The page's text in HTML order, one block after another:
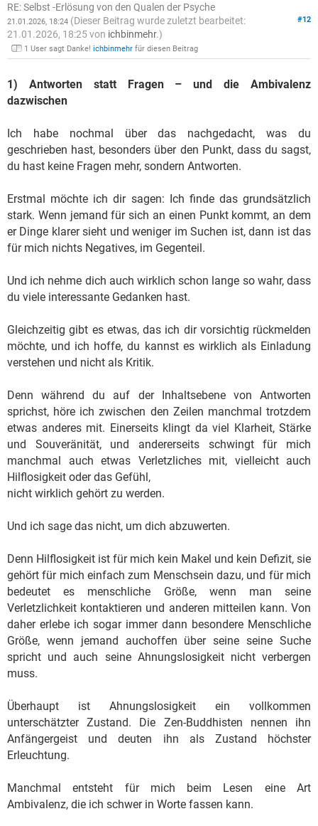
RE: Selbst -Erlösung von den Qualen der Psyche
#12
21.01.2026, 18:24 (Dieser Beitrag wurde zuletzt bearbeitet:
21.01.2026, 18:25 von ichbinmehr.)
1 User sagt Danke! ichbinmehr für diesen Beitrag
1) Antworten statt Fragen – und die Ambivalenz
dazwischen
Ich habe nochmal über das nachgedacht, was du
geschrieben hast, besonders über den Punkt, dass du sagst,
du hast keine Fragen mehr, sondern Antworten.
Erstmal möchte ich dir sagen: Ich finde das grundsätzlich
stark. Wenn jemand für sich an einen Punkt kommt, an dem
er Dinge klarer sieht und weniger im Suchen ist, dann ist das
für mich nichts Negatives, im Gegenteil.
Und ich nehme dich auch wirklich schon lange so wahr, dass
du viele interessante Gedanken hast.
Gleichzeitig gibt es etwas, das ich dir vorsichtig rückmelden
möchte, und ich hoffe, du kannst es wirklich als Einladung
verstehen und nicht als Kritik.
Denn während du auf der Inhaltsebene von Antworten
sprichst, höre ich zwischen den Zeilen manchmal trotzdem
etwas anderes mit. Einerseits klingt da viel Klarheit, Stärke
und Souveränität, und andererseits schwingt für mich
manchmal auch etwas Verletzliches mit, vielleicht auch
Hilflosigkeit oder das Gefühl,
nicht wirklich gehört zu werden.
Und ich sage das nicht, um dich abzuwerten.
Denn Hilflosigkeit ist für mich kein Makel und kein Defizit, sie
gehört für mich einfach zum Menschsein dazu, und für mich
bedeutet es menschliche Größe, wenn man seine
Verletzlichkeit kontaktieren und anderen mitteilen kann. Von
daher erlebe ich sogar immer dann besondere Menschliche
Größe, wenn jemand auchoffen über seine seine Suche
spricht und auch seine Ahnungslosigkeit nicht verbergen
muss.
Überhaupt ist Ahnungslosigkeit ein vollkommen
unterschätzter Zustand. Die Zen-Buddhisten nennen ihn
Anfängergeist und deuten ihn als Zustand höchster
Erleuchtung.
Manchmal entsteht für mich beim Lesen eine Art
Ambivalenz, die ich schwer in Worte fassen kann.